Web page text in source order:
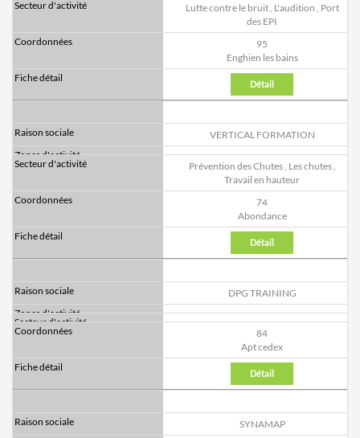
Lutte contre le bruit, L'audition Port
des EPI
95
Enghien les bains
Détail
VERTICAL FORMATION
Prévention des Chutes, Les chutes,
Travail en hauteur
74
Abondance
Détail
DPG TRAINING
84
Apt cedex
Détail
SYNAMAP